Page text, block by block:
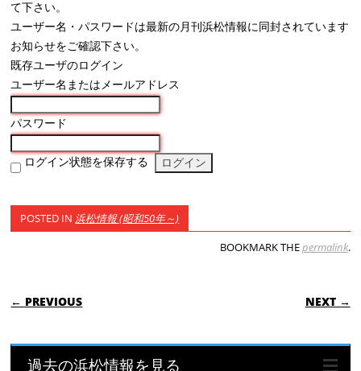
て下さい。
ユーザー名・パスワードは最新の月刊浜松情報に同封されています
お知らせをご確認下さい。
既存ユーザのログイン
ユーザー名またはメールアドレス
パスワード
ログイン状態を保存する
POSTED IN 浜松情報 (昭和50年～)
BOOKMARK THEpermalink.
POST NAVIGATION
← PREVIOUS NEXT →
過去の浜松情報を見る